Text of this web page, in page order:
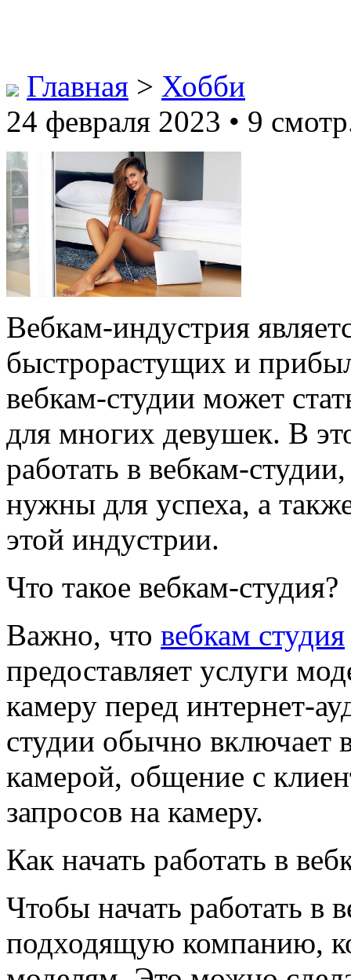
Главная > Хобби
24 февраля 2023 • 9
Вебкам-индустрия
быстрорастущих и
вебкам-студии может
для многих девушек. В
работать в вебкам-
нужны для успеха, а
этой индустрии.
Что такое вебкам-студия?
Важно, что вебкам студия
предоставляет услуги
камеру перед интернет-
студии обычно включает
камерой, общение с
запросов на камеру.
Как начать работать в
Чтобы начать работать в
подходящую компанию,